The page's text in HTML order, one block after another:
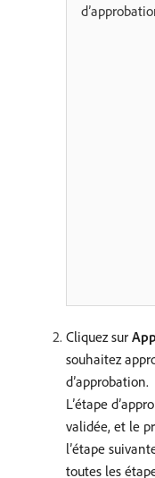
Cliquez sur
souhaitez
d’approbation.
L’étape
validée, et le
l’étape
toutes les